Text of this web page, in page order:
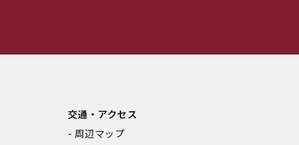
交通・アクセス
周辺マップ